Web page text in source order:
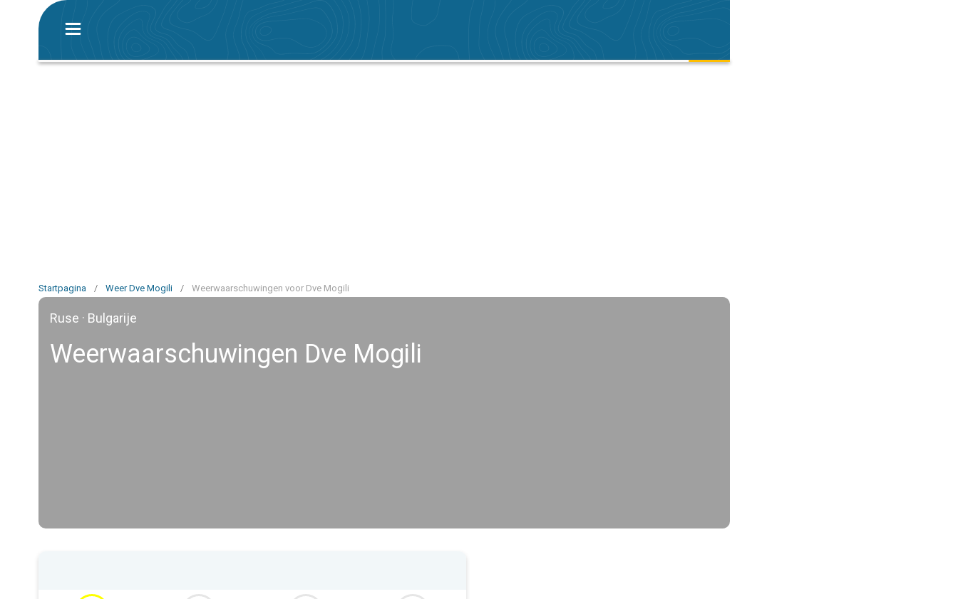
Startpagina / Weer Dve Mogili / Weerwaarschuwingen voor Dve Mogili
Ruse · Bulgarije
Weerwaarschuwingen Dve Mogili